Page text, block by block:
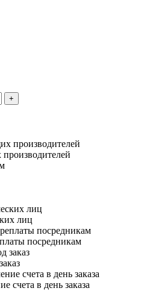
+
лиц
посредникам
счета в день заказа